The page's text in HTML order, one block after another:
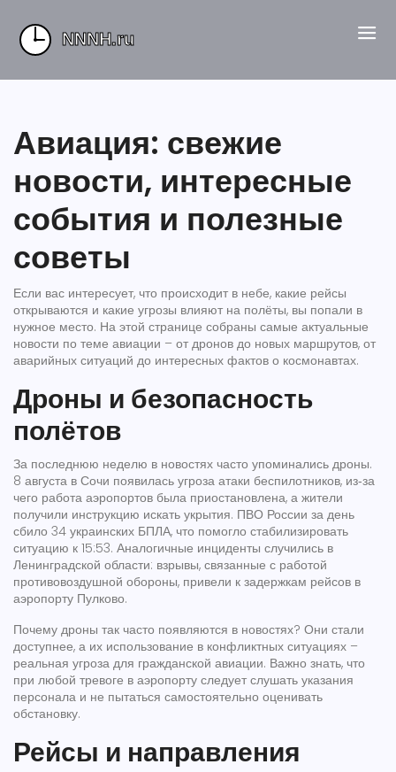
Авиация: свежие
новости, интересные
события и полезные
советы
Если вас интересует, что происходит в небе, какие рейсы
открываются и какие угрозы влияют на полёты, вы попали в
нужное место. На этой странице собраны самые актуальные
новости по теме авиации – от дронов до новых маршрутов, от
аварийных ситуаций до интересных фактов о космонавтах.
Дроны и безопасность
полётов
За последнюю неделю в новостях часто упоминались дроны.
8 августа в Сочи появилась угроза атаки беспилотников, из‑за
чего работа аэропортов была приостановлена, а жители
получили инструкцию искать укрытия. ПВО России за день
сбило 34 украинских БПЛА, что помогло стабилизировать
ситуацию к 15:53. Аналогичные инциденты случились в
Ленинградской области: взрывы, связанные с работой
противовоздушной обороны, привели к задержкам рейсов в
аэропорту Пулково.
Почему дроны так часто появляются в новостях? Они стали
доступнее, а их использование в конфликтных ситуациях –
реальная угроза для гражданской авиации. Важно знать, что
при любой тревоге в аэропорту следует слушать указания
персонала и не пытаться самостоятельно оценивать
обстановку.
Рейсы и направления